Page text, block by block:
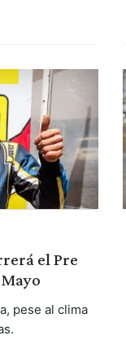
el Pre
pese al clima